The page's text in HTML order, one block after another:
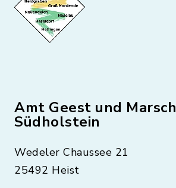
Amt Geest und Marsch
Südholstein
Wedeler Chaussee 21
25492 Heist